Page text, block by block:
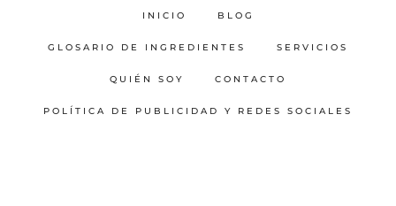
INICIO BLOG
GLOSARIO DE INGREDIENTES SERVICIOS
QUIÉN SOY CONTACTO
POLÍTICA DE PUBLICIDAD Y REDES SOCIALES